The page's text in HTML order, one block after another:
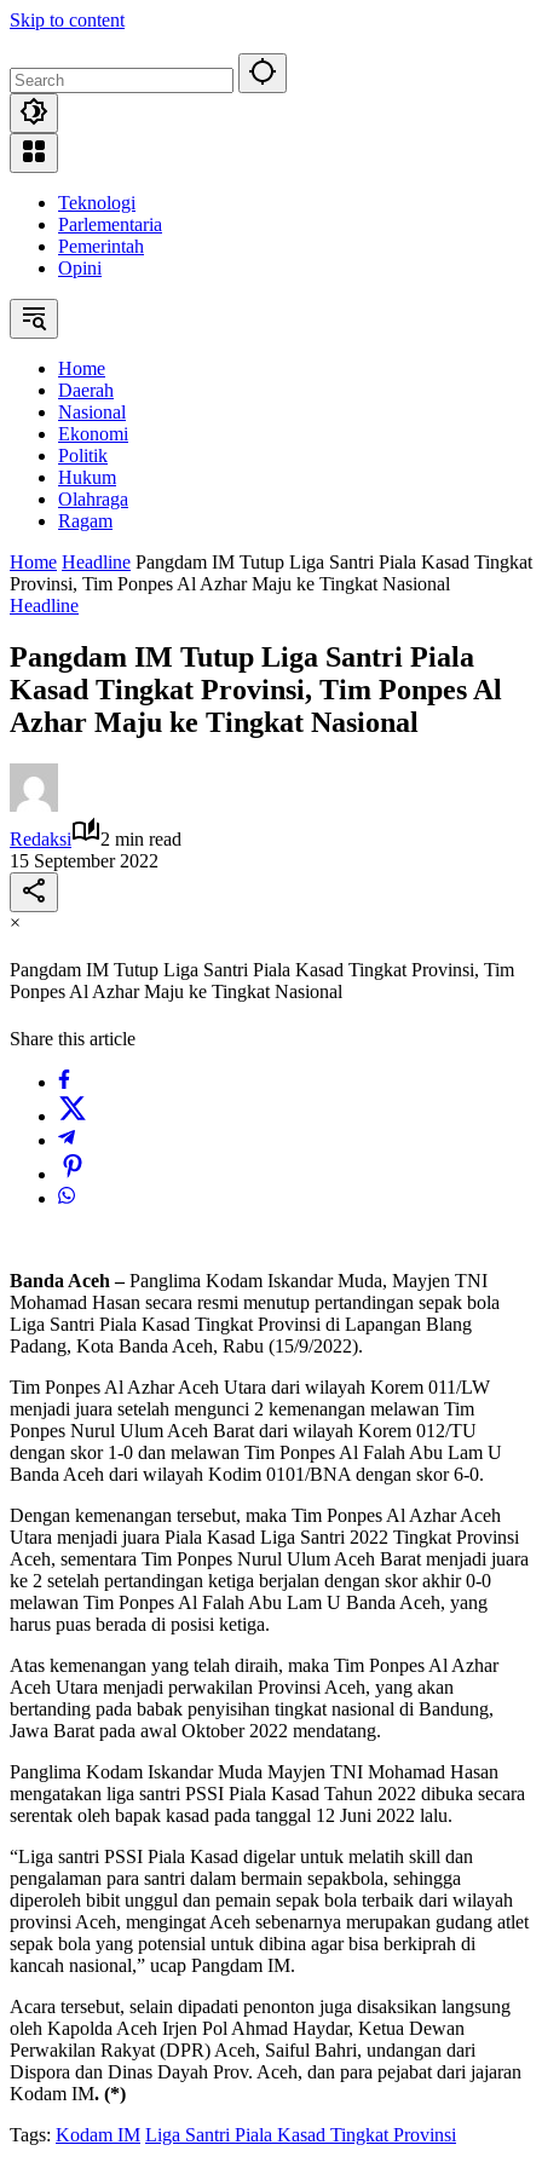
Skip to content
Teknologi
Parlementaria
Pemerintah
Opini
Home
Daerah
Nasional
Ekonomi
Politik
Hukum
Olahraga
Ragam
Home Headline Pangdam IM Tutup Liga Santri Piala Kasad Tingkat
Provinsi, Tim Ponpes Al Azhar Maju ke Tingkat Nasional
Headline
Pangdam IM Tutup Liga Santri Piala
Kasad Tingkat Provinsi, Tim Ponpes Al
Azhar Maju ke Tingkat Nasional
Redaksi
2 min read
15 September 2022
×
Pangdam IM Tutup Liga Santri Piala Kasad Tingkat Provinsi, Tim
Ponpes Al Azhar Maju ke Tingkat Nasional
Share this article
Banda Aceh –Panglima Kodam Iskandar Muda, Mayjen TNI
Mohamad Hasan secara resmi menutup pertandingan sepak bola
Liga Santri Piala Kasad Tingkat Provinsi di Lapangan Blang
Padang, Kota Banda Aceh, Rabu (15/9/2022).
Tim Ponpes Al Azhar Aceh Utara dari wilayah Korem 011/LW
menjadi juara setelah mengunci 2 kemenangan melawan Tim
Ponpes Nurul Ulum Aceh Barat dari wilayah Korem 012/TU
dengan skor 1-0 dan melawan Tim Ponpes Al Falah Abu Lam U
Banda Aceh dari wilayah Kodim 0101/BNA dengan skor 6-0.
Dengan kemenangan tersebut, maka Tim Ponpes Al Azhar Aceh
Utara menjadi juara Piala Kasad Liga Santri 2022 Tingkat Provinsi
Aceh, sementara Tim Ponpes Nurul Ulum Aceh Barat menjadi juara
ke 2 setelah pertandingan ketiga berjalan dengan skor akhir 0-0
melawan Tim Ponpes Al Falah Abu Lam U Banda Aceh, yang
harus puas berada di posisi ketiga.
Atas kemenangan yang telah diraih, maka Tim Ponpes Al Azhar
Aceh Utara menjadi perwakilan Provinsi Aceh, yang akan
bertanding pada babak penyisihan tingkat nasional di Bandung,
Jawa Barat pada awal Oktober 2022 mendatang.
Panglima Kodam Iskandar Muda Mayjen TNI Mohamad Hasan
mengatakan liga santri PSSI Piala Kasad Tahun 2022 dibuka secara
serentak oleh bapak kasad pada tanggal 12 Juni 2022 lalu.
“Liga santri PSSI Piala Kasad digelar untuk melatih skill dan
pengalaman para santri dalam bermain sepakbola, sehingga
diperoleh bibit unggul dan pemain sepak bola terbaik dari wilayah
provinsi Aceh, mengingat Aceh sebenarnya merupakan gudang atlet
sepak bola yang potensial untuk dibina agar bisa berkiprah di
kancah nasional,” ucap Pangdam IM.
Acara tersebut, selain dipadati penonton juga disaksikan langsung
oleh Kapolda Aceh Irjen Pol Ahmad Haydar, Ketua Dewan
Perwakilan Rakyat (DPR) Aceh, Saiful Bahri, undangan dari
Dispora dan Dinas Dayah Prov. Aceh, dan para pejabat dari jajaran
Kodam IM. (*)
Tags: Kodam IM Liga Santri Piala Kasad Tingkat Provinsi